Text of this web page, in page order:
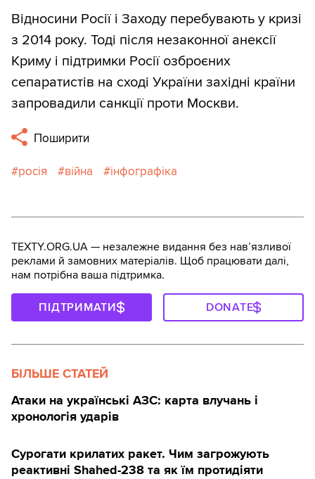
Відносини Росії і Заходу перебувають у кризі
з 2014 року. Тоді після незаконної анексії
Криму і підтримки Росії озброєних
сепаратистів на сході України західні країни
запровадили санкції проти Москви.
Поширити
росія війна інфографіка
TEXTY.ORG.UA — незалежне видання без навʼязливої
реклами й замовних матеріалів. Щоб працювати далі,
нам потрібна ваша підтримка.
ПІДТРИМАТИ DONATE
БІЛЬШЕ СТАТЕЙ
Атаки на українські АЗС: карта влучань і
хронологія ударів
Сурогати крилатих ракет. Чим загрожують
реактивні Shahed-238 та як їм протидіяти